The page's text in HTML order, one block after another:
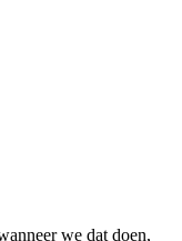
we dat doen,